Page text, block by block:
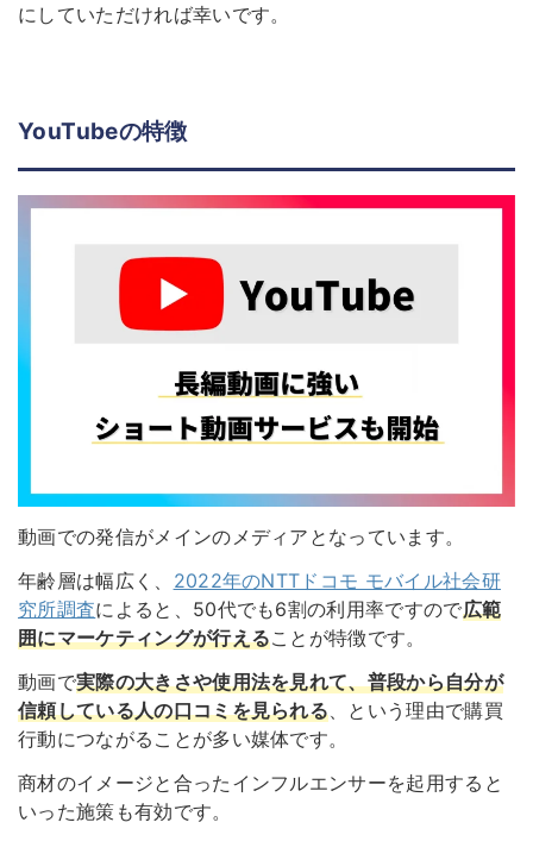
にしていただければ幸いです。
YouTubeの特徴
動画での発信がメインのメディアとなっています。
年齢層は幅広く、 2022年のNTTドコモ モバイル社会研
究所調査によると、50代でも6割の利用率ですので広範
囲にマーケティングが行えることが特徴です。
動画で実際の大きさや使用法を見れて、普段から自分が
信頼している人の口コミを見られる 、という理由で購買
行動につながることが多い媒体です。
商材のイメージと合ったインフルエンサーを起用すると
いった施策も有効です。